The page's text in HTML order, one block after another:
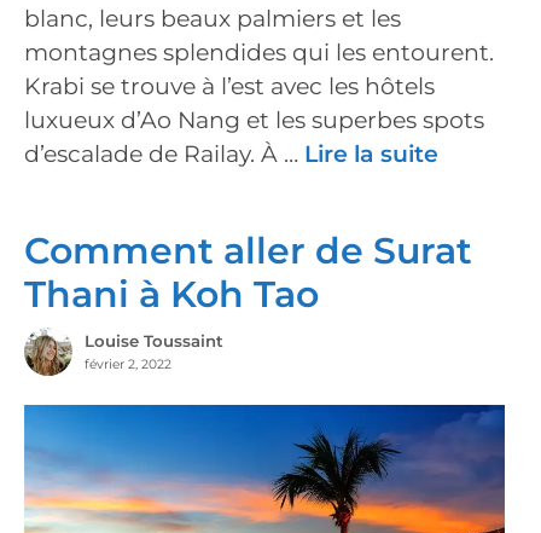
blanc, leurs beaux palmiers et les
montagnes splendides qui les entourent.
Krabi se trouve à l’est avec les hôtels
luxueux d’Ao Nang et les superbes spots
d’escalade de Railay. À … Lire la suite
Comment aller de Surat
Thani à Koh Tao
Louise Toussaint
février 2, 2022